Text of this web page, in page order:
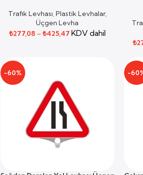
Trafik Levhası,Plastik Levhalar,
Üçgen Levha
₺277,08 – ₺425,47 KDV dahil
₺
-60% -